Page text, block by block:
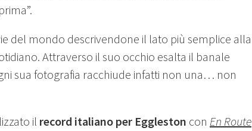
del mondo descrivendone il lato più semplice alla
Attraverso il suo occhio esalta il banale
sua fotografia racchiude infatti non una… non
il record italiano per Eggleston con En Route